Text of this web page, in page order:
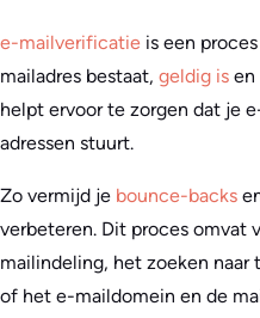
e-mailverificatie is een
mailadres bestaat, geldig is en
helpt ervoor te zorgen dat je
adressen stuurt.
Zo vermijd je bounce-backs
verbeteren. Dit proces omvat
mailindeling, het zoeken
of het e-maildomein en de